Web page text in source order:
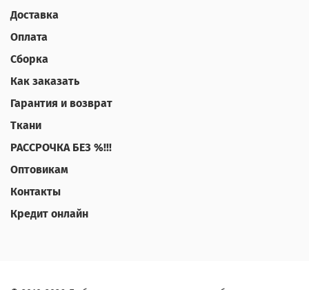
Доставка
Оплата
Сборка
Как заказать
Гарантия и возврат
Ткани
РАССРОЧКА БЕЗ %!!!
Оптовикам
Контакты
Кредит онлайн